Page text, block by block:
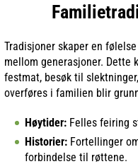
Tradisjoner skaper en
mellom generasjoner.
festmat, besøk til
overføres i familien blir
Høytider: Felles feiring
Historier: Fortellinger
forbindelse til røttene.